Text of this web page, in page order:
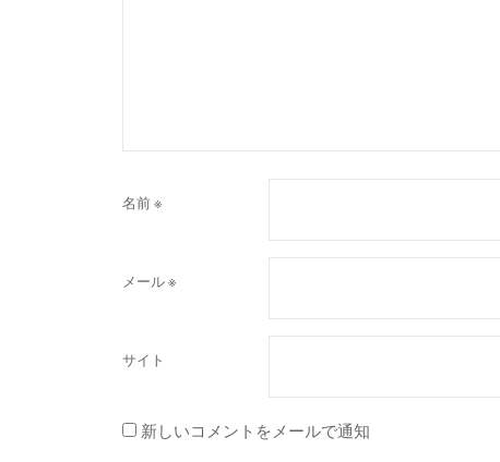
名前※
メール※
サイト
新しいコメントをメールで通知